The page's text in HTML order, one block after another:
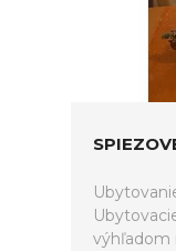
výhľadom